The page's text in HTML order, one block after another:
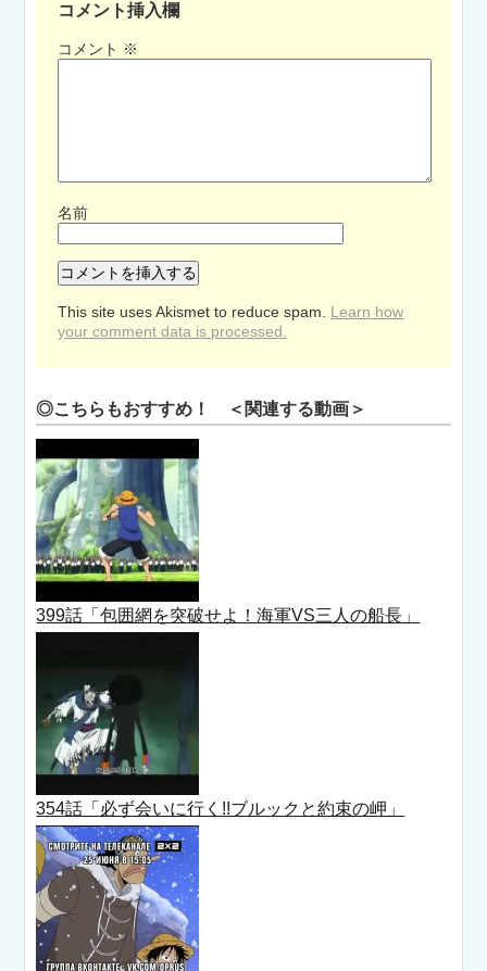
コメント挿入欄
コメント ※
名前
This site uses Akismet to reduce spam. Learn how
your comment data is processed.
◎こちらもおすすめ！ ＜関連する動画＞
399話「包囲網を突破せよ！海軍VS三人の船長」
354話「必ず会いに行く!!ブルックと約束の岬」